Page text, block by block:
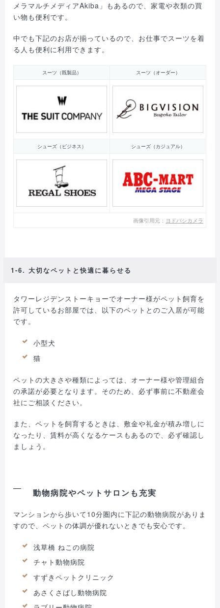
メラマルチメディアAkiba」もあるので、家電や衣類の買
い物も便利です。
中でも下記のお店が揃っているので、お仕事でスーツを着
る人も便利に利用できます。
スーツ（既製品） スーツ（オーダー）
シューズ（ビジネス） シューズ（カジュアル）
画像引用元： ヨドバシカメラ
1-6. 大切なペットと快適に暮らせる
タワーレジデンストーキョーでオーナー様がペット飼育を
許可しているお部屋では、以下のペットとのご入居が可能
です。
小型犬
猫
ペットの大きさや種類によっては、オーナー様や管理組合
の承諾が必要となります。そのため、必ず事前に不動産会
社にご相談ください。
また、ペットを飼育するときは、敷金や礼金が積み増しに
なったり、賃料が高くなるケースもあるので、必ず確認し
ましょう。
動物病院やペットサロンも充実
マンションから歩いて10分圏内に下記の動物病院がありま
すので、ペットの体調が優れないときでも安心です。
浅草橋 ねこの病院
チャト動物病院
すずきペットクリニック
あさくさばし動物病院